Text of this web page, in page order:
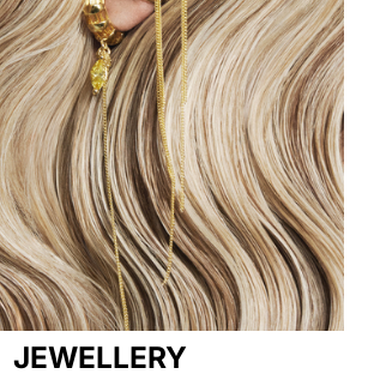
JEWELLERY